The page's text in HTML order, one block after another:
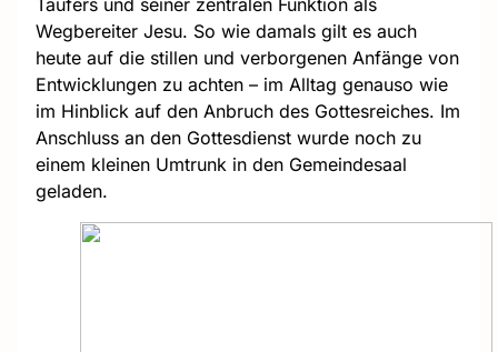
Täufers und seiner zentralen Funktion als
Wegbereiter Jesu. So wie damals gilt es auch
heute auf die stillen und verborgenen Anfänge von
Entwicklungen zu achten – im Alltag genauso wie
im Hinblick auf den Anbruch des Gottesreiches. Im
Anschluss an den Gottesdienst wurde noch zu
einem kleinen Umtrunk in den Gemeindesaal
geladen.